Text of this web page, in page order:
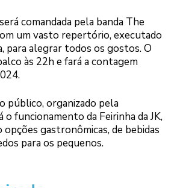
comandada pela banda The
um vasto repertório, executado
para alegrar todos os gostos. O
às 22h e fará a contagem
público, organizado pela
o funcionamento da Feirinha da JK,
opções gastronômicas, de bebidas
para os pequenos.